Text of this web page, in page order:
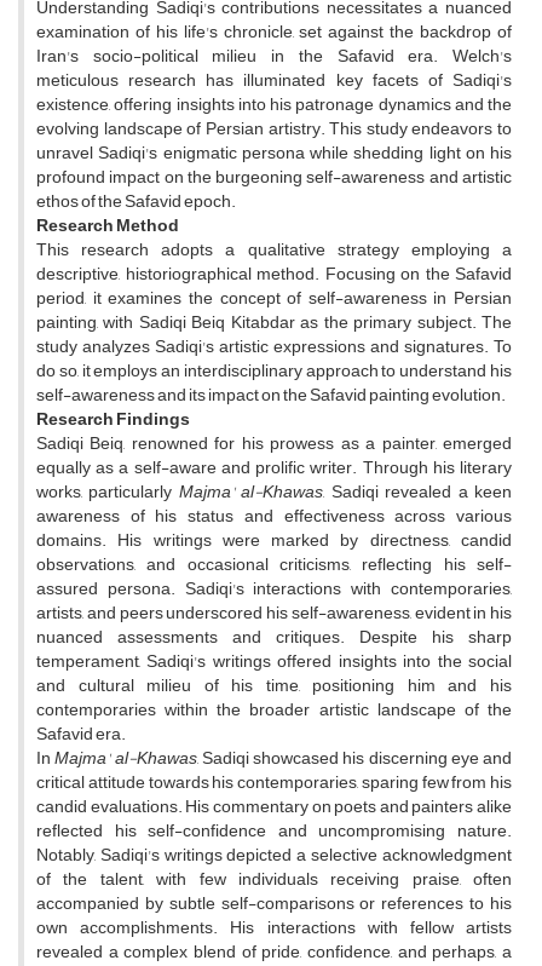
Understanding Sadiqi's contributions necessitates a nuanced
examination of his life's chronicle, set against the backdrop of
Iran's socio-political milieu in the Safavid era. Welch's
meticulous research has illuminated key facets of Sadiqi's
existence, offering insights into his patronage dynamics and the
evolving landscape of Persian artistry. This study endeavors to
unravel Sadiqi's enigmatic persona while shedding light on his
profound impact on the burgeoning self-awareness and artistic
ethos of the Safavid epoch.
Research Method
This research adopts a qualitative strategy employing a
descriptive, historiographical method. Focusing on the Safavid
period, it examines the concept of self-awareness in Persian
painting, with Sadiqi Beiq Kitabdar as the primary subject. The
study analyzes Sadiqi's artistic expressions and signatures. To
do so, it employs an interdisciplinary approach to understand his
self-awareness and its impact on the Safavid painting evolution.
Research Findings
Sadiqi Beiq, renowned for his prowess as a painter, emerged
equally as a self-aware and prolific writer. Through his literary
works, particularly Majma' al-Khawas, Sadiqi revealed a keen
awareness of his status and effectiveness across various
domains. His writings were marked by directness, candid
observations, and occasional criticisms, reflecting his self-
assured persona. Sadiqi's interactions with contemporaries,
artists, and peers underscored his self-awareness, evident in his
nuanced assessments and critiques. Despite his sharp
temperament, Sadiqi's writings offered insights into the social
and cultural milieu of his time, positioning him and his
contemporaries within the broader artistic landscape of the
Safavid era.
InMajma' al-Khawas, Sadiqi showcased his discerning eye and
critical attitude towards his contemporaries, sparing few from his
candid evaluations. His commentary on poets and painters alike
reflected his self-confidence and uncompromising nature.
Notably, Sadiqi's writings depicted a selective acknowledgment
of the talent, with few individuals receiving praise, often
accompanied by subtle self-comparisons or references to his
own accomplishments. His interactions with fellow artists
revealed a complex blend of pride, confidence, and perhaps, a